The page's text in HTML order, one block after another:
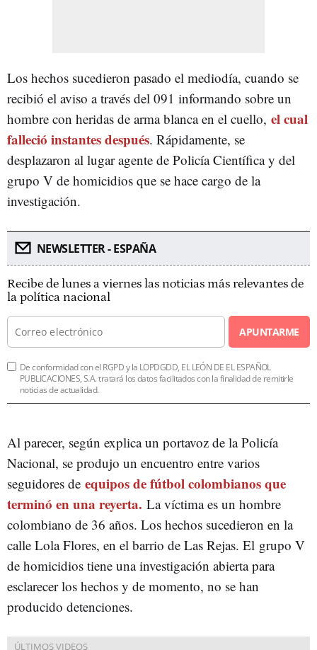
Los hechos sucedieron pasado el mediodía, cuando se
recibió el aviso a través del 091 informando sobre un
hombre con heridas de arma blanca en el cuello, el cual
falleció instantes después. Rápidamente, se
desplazaron al lugar agente de Policía Científica y del
grupo V de homicidios que se hace cargo de la
investigación.
NEWSLETTER - ESPAÑA
Recibe de lunes a viernes las noticias más relevantes de
la política nacional
APUNTARME
De conformidad con el RGPD y la LOPDGDD, EL LEÓN DE EL ESPAÑOL
PUBLICACIONES, S.A. tratará los datos facilitados con la finalidad de remitirle
noticias de actualidad.
Al parecer, según explica un portavoz de la Policía
Nacional, se produjo un encuentro entre varios
seguidores de equipos de fútbol colombianos que
terminó en una reyerta. La víctima es un hombre
colombiano de 36 años. Los hechos sucedieron en la
calle Lola Flores, en el barrio de Las Rejas. El grupo V
de homicidios tiene una investigación abierta para
esclarecer los hechos y de momento, no se han
producido detenciones.